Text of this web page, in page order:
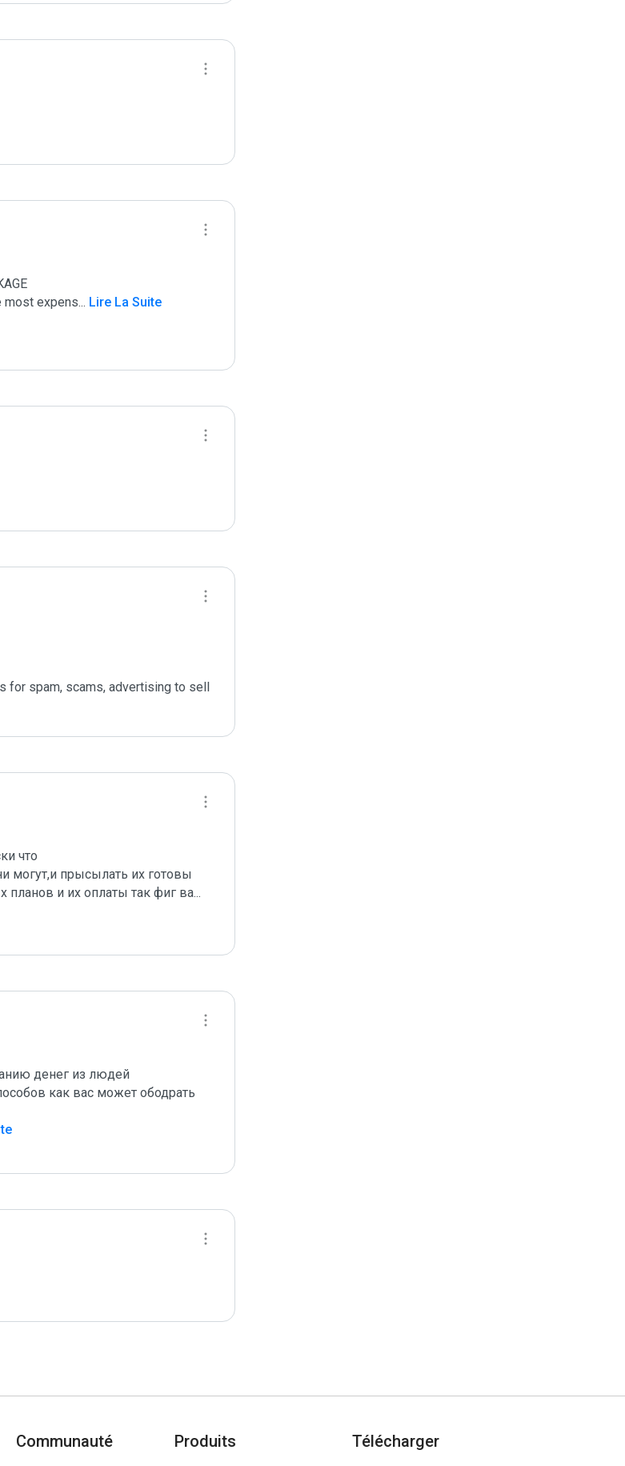
most expens... Lire La Suite
for spam, scams, advertising to sell
что
могут,и прысылать их готовы
и их оплаты так фиг ва...
денег из людей
как вас может ободрать
Communauté Produits Télécharger